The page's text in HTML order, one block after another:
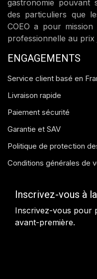
gastronomie pouvant
des particuliers que
COEO a pour
professionnelle au prix
ENGAGEMENTS
Service client basé en
Livraison rapide
Paiement sécurité
Garantie et SAV
Politique de protection
Conditions générales de
Inscrivez-vous à
Inscrivez-vous pour
avant-première.